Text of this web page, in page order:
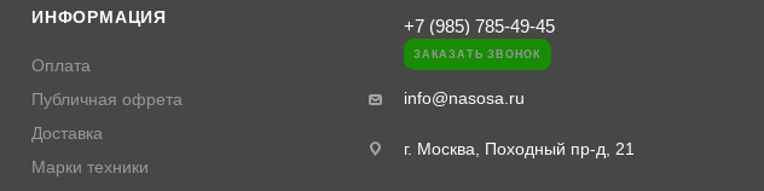
ИНФОРМАЦИЯ
Оплата
Публичная офрета
Доставка
Марки техники
+7 (985) 785-49-45
ЗАКАЗАТЬ ЗВОНОК
info@nasosa.ru
г. Москва, Походный пр-д, 21